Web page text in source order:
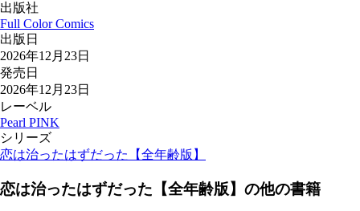
出版社
Full Color Comics
出版日
2026年12月23日
発売日
2026年12月23日
レーベル
Pearl PINK
シリーズ
恋は治ったはずだった【全年齢版】
恋は治ったはずだった【全年齢版】 の他の書籍